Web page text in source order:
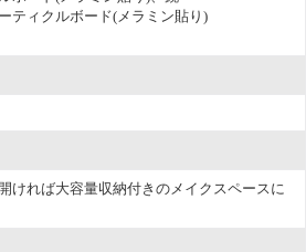
ティクルボード(メラミン貼り)
ければ大容量収納付きのメイクスペースに